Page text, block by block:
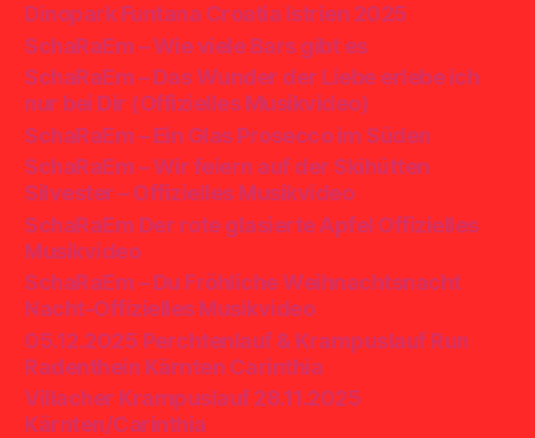
Dinopark Funtana Croatia Istrien 2025
SchaRaEm – Wie viele Bars gibt es
SchaRaEm – Das Wunder der Liebe erlebe ich
nur bei Dir (Offizielles Musikvideo)
SchaRaEm – Ein Glas Prosecco im Süden
SchaRaEm – Wir feiern auf der Skihütten
Silvester – Offizielles Musikvideo
SchaRaEm Der rote glasierte Apfel Offizielles
Musikvideo
SchaRaEm – Du Fröhliche Weihnachtsnacht
Nacht-Offizielles Musikvideo
05.12.2025 Perchtenlauf & Krampuslauf Run
Radenthein Kärnten Carinthia
Villacher Krampuslauf 28.11.2025
Kärnten/Carinthia